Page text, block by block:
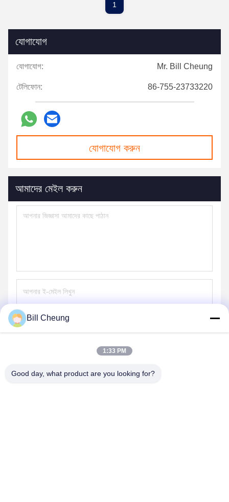
1
যোগাযোগ
যোগাযোগ: Mr. Bill Cheung
টেলিফোন: 86-755-23733220
যোগাযোগ করুন
আমাদের মেইল ​​করুন
Bill Cheung
1:33 PM
Good day, what product are you looking for?